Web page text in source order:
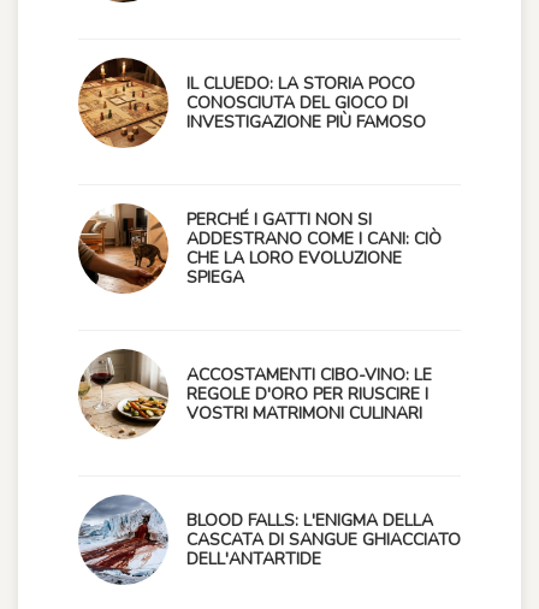
IL CLUEDO: LA STORIA POCO
CONOSCIUTA DEL GIOCO DI
INVESTIGAZIONE PIÙ FAMOSO
PERCHÉ I GATTI NON SI
ADDESTRANO COME I CANI: CIÒ
CHE LA LORO EVOLUZIONE
SPIEGA
ACCOSTAMENTI CIBO-VINO: LE
REGOLE D'ORO PER RIUSCIRE I
VOSTRI MATRIMONI CULINARI
BLOOD FALLS: L'ENIGMA DELLA
CASCATA DI SANGUE GHIACCIATO
DELL'ANTARTIDE